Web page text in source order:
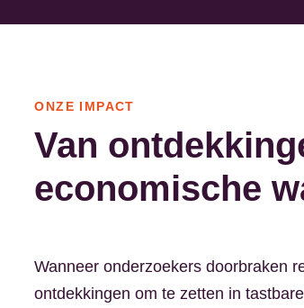
ONZE IMPACT
Van
economische
Wanneer onderzoekers doorbraken
ontdekkingen om te zetten in